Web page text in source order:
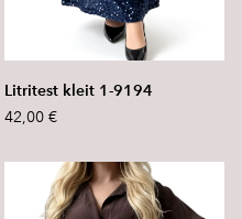
Litritest kleit 1-9194
42,00 €